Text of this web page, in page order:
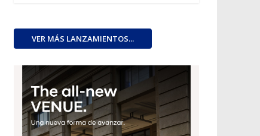
VER MÁS LANZAMIENTOS...